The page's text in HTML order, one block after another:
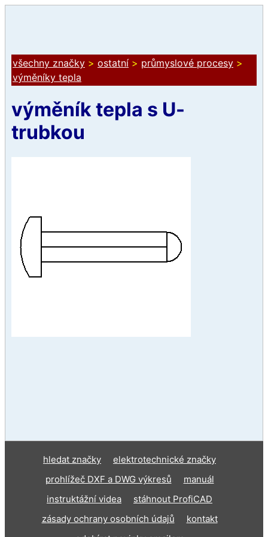
všechny značky > ostatní > průmyslové procesy >
výměníky tepla
výměník tepla s U-
trubkou
hledat značky
elektrotechnické značky
prohlížeč DXF a DWG výkresů
manuál
instruktážní videa
stáhnout ProfiCAD
zásady ochrany osobních údajů
kontakt